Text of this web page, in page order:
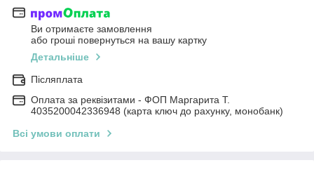
Ви отримаєте замовлення
або гроші повернуться на вашу картку
Детальніше
Післяплата
Оплата за реквізитами - ФОП Маргарита Т.
4035200042336948 (карта ключ до рахунку, монобанк)
Всі умови оплати